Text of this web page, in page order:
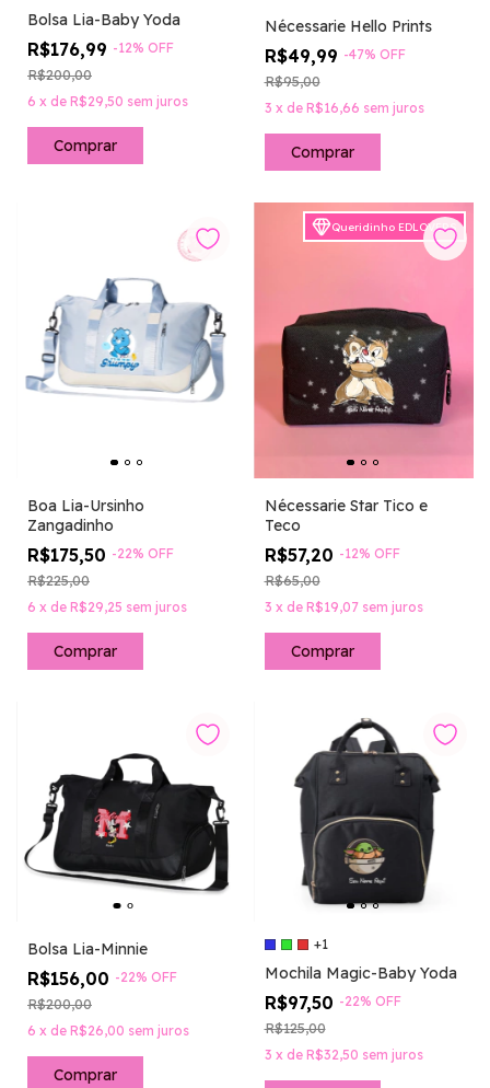
Bolsa Lia-Baby Yoda
R$176,99 -12% OFF
R$200,00
6 x de R$29,50 sem juros
Comprar
Nécessarie Hello Prints
R$49,99 -47% OFF
R$95,00
3 x de R$16,66 sem juros
Boa Lia-Ursinho
Zangadinho
R$175,50 -22% OFF
R$225,00
6 x de R$29,25 sem juros
Queridinho EDLOVERS
Nécessarie Star Tico e
Teco
R$57,20 -12% OFF
R$65,00
3 x de R$19,07 sem juros
Bolsa Lia-Minnie
R$156,00 -22% OFF
R$200,00
6 x de R$26,00 sem juros
+1
Mochila Magic-Baby Yoda
R$97,50 -22% OFF
R$125,00
3 x de R$32,50 sem juros